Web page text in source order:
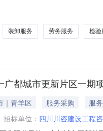
府新区华阳黄果林一广都城
装卸服务 劳务服务 检验
广都城市更新片区一期
｜青羊区 服务采购
服务
招标单位： 四川川咨建设工程